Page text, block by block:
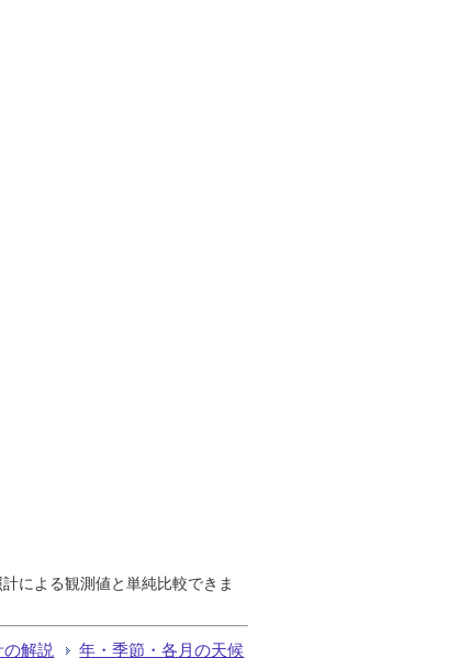
による観測値と単純比較できま
解説 年・季節・各月の天候